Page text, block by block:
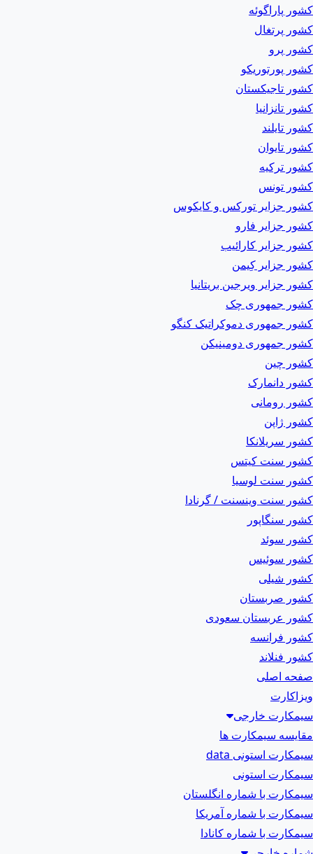
کشور پاراگوئه
کشور پرتغال
کشور پرو
کشور پورتوریکو
کشور تاجیکستان
کشور تانزانیا
کشور تایلند
کشور تایوان
کشور ترکیه
کشور تونس
کشور جزایر تورکس و کایکوس
کشور جزایر فارو
کشور جزایر کارائیب
کشور جزایر کِیمن
کشور جزایر ویرجین بریتانیا
کشور جمهوری چک
کشور جمهوری دموکراتیک کنگو
کشور جمهوری دومینیکن
کشور چین
کشور دانمارک
کشور رومانی
کشور ژاپن
کشور سریلانکا
کشور سنت کیتس
کشور سنت لوسیا
کشور سنت وینسنت / گرنادا
کشور سنگاپور
کشور سوئد
کشور سوئیس
کشور شیلی
کشور صربستان
کشور عربستان سعودی
کشور فرانسه
کشور فنلاند
صفحه اصلی
ویزاکارت
سیمکارت خارجی
مقایسه سیمکارت ها
سیمکارت استونی data
سیمکارت استونی
سیمکارت با شماره انگلستان
سیمکارت با شماره آمریکا
سیمکارت با شماره کانادا